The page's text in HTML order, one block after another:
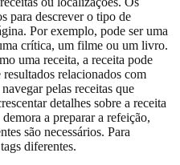
para descrever o tipo de
Por exemplo, pode ser uma
crítica, um filme ou um livro.
uma receita, a receita pode
relacionados com
pelas receitas que
detalhes sobre a receita
a preparar a refeição,
são necessários. Para
diferentes.